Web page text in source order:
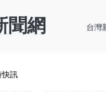
聞網 台灣
快訊